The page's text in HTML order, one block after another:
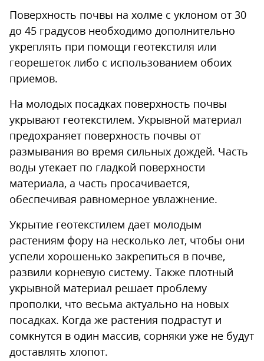
Поверхность почвы на холме с уклоном от 30
до 45 градусов необходимо дополнительно
укреплять при помощи геотекстиля или
георешеток либо с использованием обоих
приемов.
На молодых посадках поверхность почвы
укрывают геотекстилем. Укрывной материал
предохраняет поверхность почвы от
размывания во время сильных дождей. Часть
воды утекает по гладкой поверхности
материала, а часть просачивается,
обеспечивая равномерное увлажнение.
Укрытие геотекстилем дает молодым
растениям фору на несколько лет, чтобы они
успели хорошенько закрепиться в почве,
развили корневую систему. Также плотный
укрывной материал решает проблему
прополки, что весьма актуально на новых
посадках. Когда же растения подрастут и
сомкнутся в один массив, сорняки уже не будут
доставлять хлопот.